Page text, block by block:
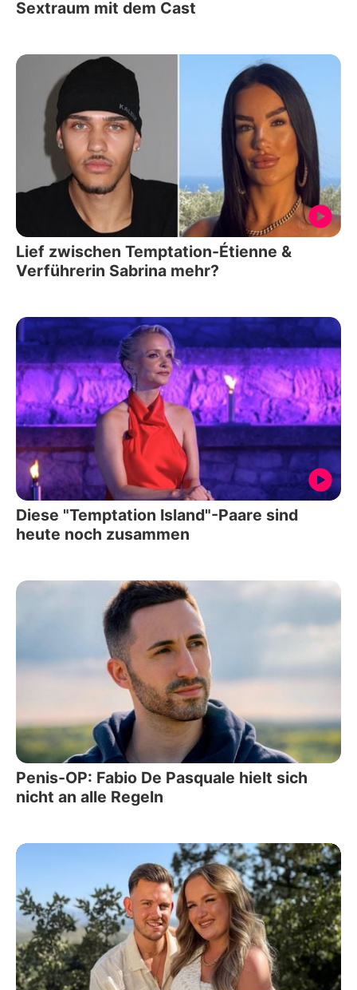
Sextraum mit dem Cast
Lief zwischen Temptation-Étienne &
Verführerin Sabrina mehr?
Diese "Temptation Island"-Paare sind
heute noch zusammen
Penis-OP: Fabio De Pasquale hielt sich
nicht an alle Regeln